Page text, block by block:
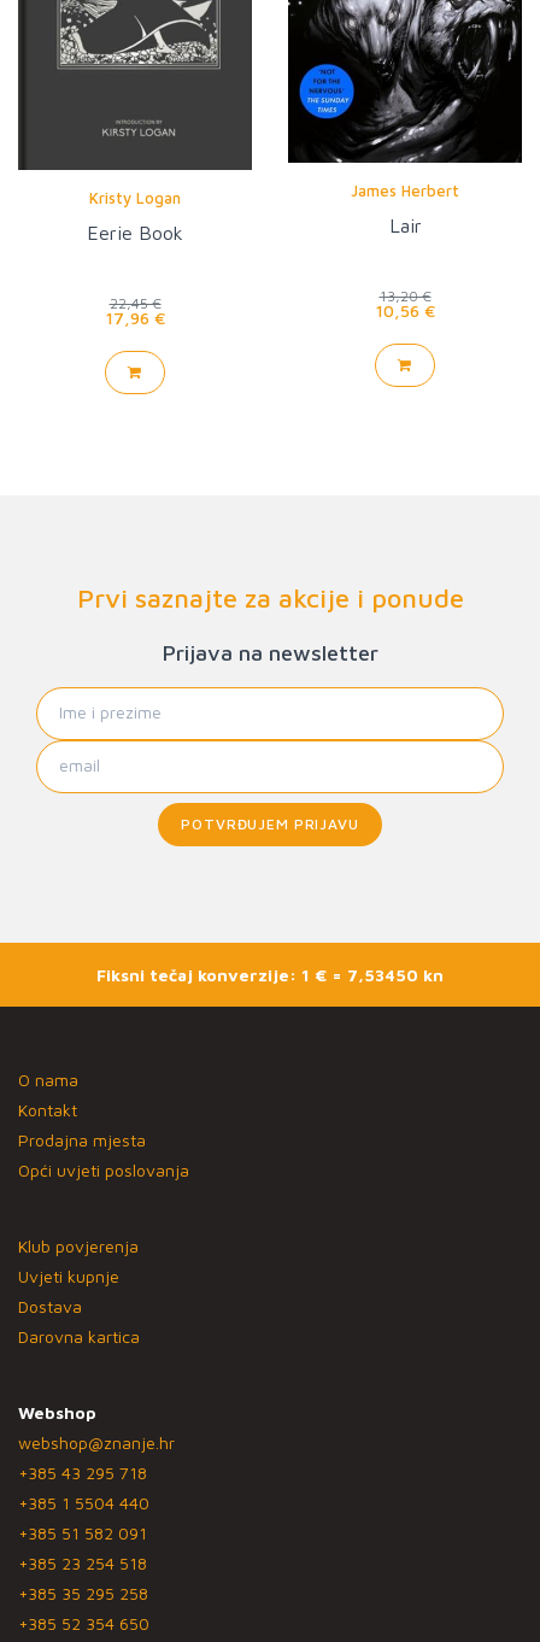
Kristy Logan
Eerie Book
22,45 €
17,96 €
James Herbert
Lair
13,20 €
10,56 €
Prvi saznajte za akcije i ponude
Prijava na newsletter
POTVRĐUJEM PRIJAVU
Fiksni tečaj konverzije: 1 € = 7,53450 kn
O nama
Kontakt
Prodajna mjesta
Opći uvjeti poslovanja
Klub povjerenja
Uvjeti kupnje
Dostava
Darovna kartica
Webshop
webshop@znanje.hr
+385 43 295 718
+385 1 5504 440
+385 51 582 091
+385 23 254 518
+385 35 295 258
+385 52 354 650